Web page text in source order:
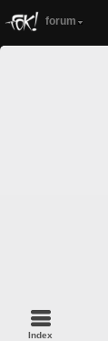
forum
Index